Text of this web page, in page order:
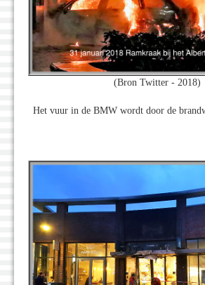
(Bron Twitter - 2018)
Het vuur in de BMW wordt door de